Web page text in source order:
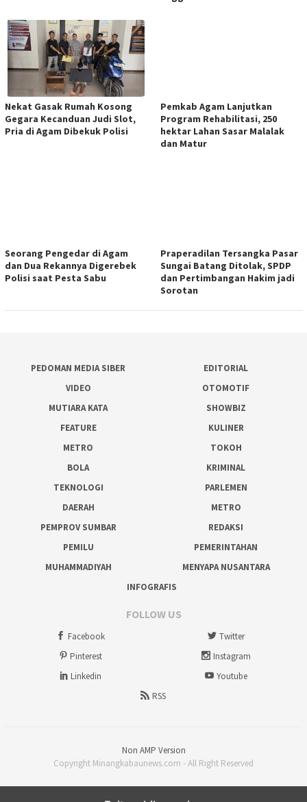
Nekat Gasak Rumah Kosong
Gegara Kecanduan Judi Slot,
Pria di Agam Dibekuk Polisi
Pemkab Agam Lanjutkan
Program Rehabilitasi, 250
hektar Lahan Sasar Malalak
dan Matur
Seorang Pengedar di Agam
dan Dua Rekannya Digerebek
Polisi saat Pesta Sabu
Praperadilan Tersangka Pasar
Sungai Batang Ditolak, SPDP
dan Pertimbangan Hakim jadi
Sorotan
PEDOMAN MEDIA SIBER
EDITORIAL
VIDEO
OTOMOTIF
MUTIARA KATA
SHOWBIZ
FEATURE
KULINER
METRO
TOKOH
BOLA
KRIMINAL
TEKNOLOGI
PARLEMEN
DAERAH
METRO
PEMPROV SUMBAR
REDAKSI
PEMILU
PEMERINTAHAN
MUHAMMADIYAH
MENYAPA NUSANTARA
INFOGRAFIS
FOLLOW US
Facebook
Twitter
Pinterest
Instagram
Linkedin
Youtube
RSS
Non AMP Version
Copyright Minangkabaunews.com - All Right Reserved